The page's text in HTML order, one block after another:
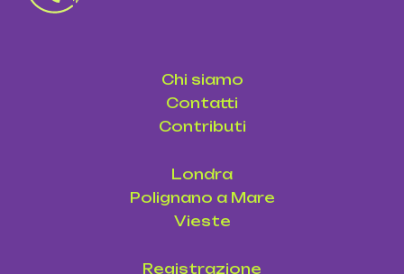
Chi siamo
Contatti
Contributi
Londra
Polignano a Mare
Vieste
Registrazione